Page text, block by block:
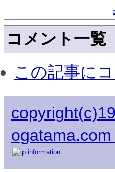
コメント一覧
この記事に